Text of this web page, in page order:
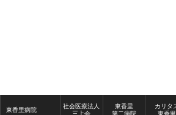
東香里病院
社会医療法人
三上会
東香里
第二病院
カリタ
東香里